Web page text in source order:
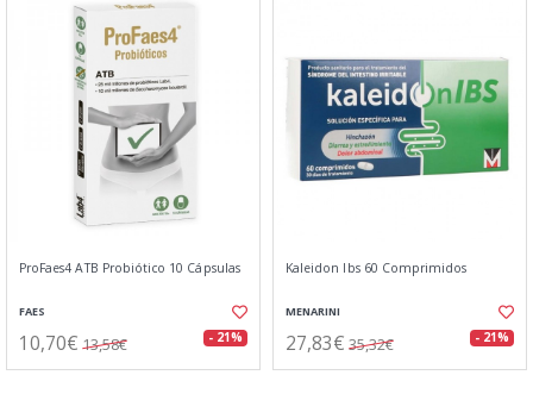
ProFaes4 ATB Probiótico 10 Cápsulas
FAES
10,70€ 13,58€ - 21%
Kaleidon Ibs 60 Comprimidos
MENARINI
27,83€ 35,32€ - 21%